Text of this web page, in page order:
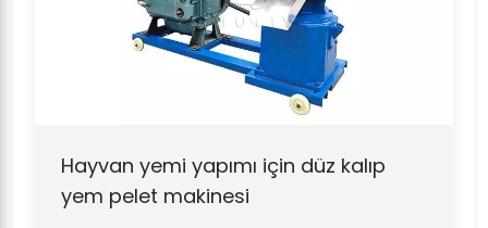
Hayvan yemi yapımı için düz kalıp
yem pelet makinesi